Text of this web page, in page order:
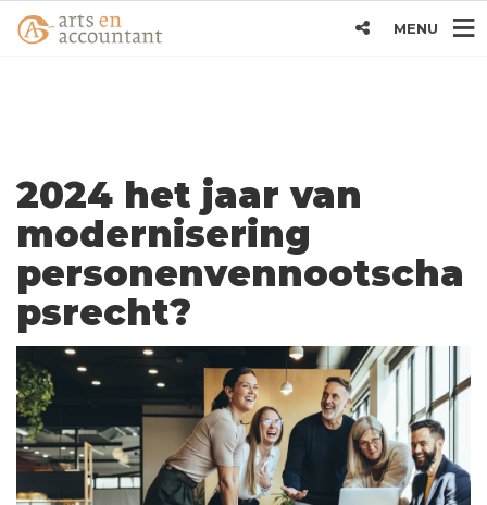
MENU
2024 het jaar van
modernisering
personenvennootscha
psrecht?